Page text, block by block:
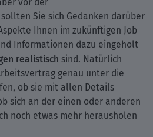
Sie sich Gedanken darüber
Ihnen im zukünftigen Job
Informationen dazu eingeholt
realistisch sind. Natürlich
genau unter die
ob sie mit allen Details
sich an der einen oder anderen
noch etwas mehr herausholen